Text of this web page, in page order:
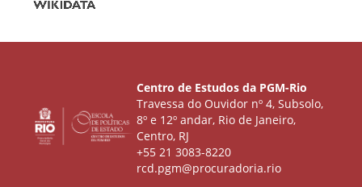
Centro de Estudos da PGM-Rio
Travessa do Ouvidor nº 4, Subsolo,
8º e 12º andar, Rio de Janeiro,
Centro, RJ
+55 21 3083-8220
rcd.pgm@procuradoria.rio